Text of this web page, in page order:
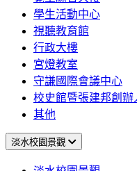
學生活動中心
視聽教育館
行政大樓
宮燈教室
守謙國際會議中心
校史館暨張建邦創辦
其他
淡水校園景觀